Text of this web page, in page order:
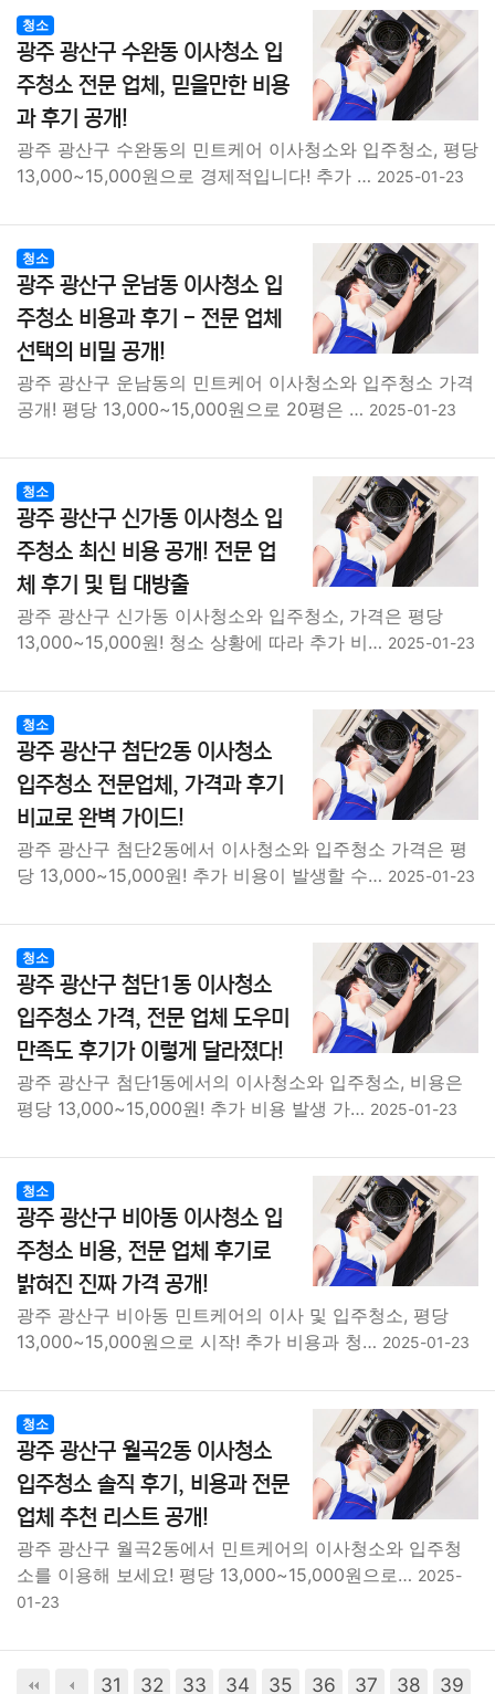
청소
광주 광산구 수완동 이사청소 입
주청소 전문 업체, 믿을만한 비용
과 후기 공개!
광주 광산구 수완동의 민트케어 이사청소와 입주청소, 평당
13,000~15,000원으로 경제적입니다! 추가 … 2025-01-23
청소
광주 광산구 운남동 이사청소 입
주청소 비용과 후기 - 전문 업체
선택의 비밀 공개!
광주 광산구 운남동의 민트케어 이사청소와 입주청소 가격
공개! 평당 13,000~15,000원으로 20평은 … 2025-01-23
청소
광주 광산구 신가동 이사청소 입
주청소 최신 비용 공개! 전문 업
체 후기 및 팁 대방출
광주 광산구 신가동 이사청소와 입주청소, 가격은 평당
13,000~15,000원! 청소 상황에 따라 추가 비… 2025-01-23
청소
광주 광산구 첨단2동 이사청소
입주청소 전문업체, 가격과 후기
비교로 완벽 가이드!
광주 광산구 첨단2동에서 이사청소와 입주청소 가격은 평
당 13,000~15,000원! 추가 비용이 발생할 수… 2025-01-23
청소
광주 광산구 첨단1동 이사청소
입주청소 가격, 전문 업체 도우미
만족도 후기가 이렇게 달라졌다!
광주 광산구 첨단1동에서의 이사청소와 입주청소, 비용은
평당 13,000~15,000원! 추가 비용 발생 가… 2025-01-23
청소
광주 광산구 비아동 이사청소 입
주청소 비용, 전문 업체 후기로
밝혀진 진짜 가격 공개!
광주 광산구 비아동 민트케어의 이사 및 입주청소, 평당
13,000~15,000원으로 시작! 추가 비용과 청… 2025-01-23
청소
광주 광산구 월곡2동 이사청소
입주청소 솔직 후기, 비용과 전문
업체 추천 리스트 공개!
광주 광산구 월곡2동에서 민트케어의 이사청소와 입주청
소를 이용해 보세요! 평당 13,000~15,000원으로… 2025-
01-23
31 32 33 34 35 36 37 38 39